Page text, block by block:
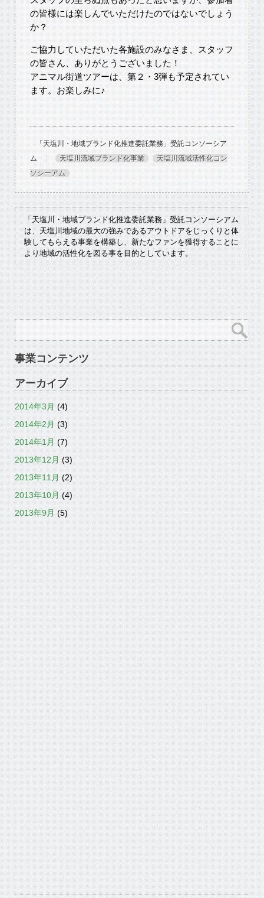
の皆様には楽しんでいただけたのではないでしょう
か？
ご協力していただいた各施設のみなさま、スタッフ
の皆さん、ありがとうございました！
アニマル街道ツアーは、第２・3弾も予定されてい
ます。お楽しみに♪
「天塩川・地域ブランド化推進委託業務」受託コンソーシア
ム 天塩川流域ブランド化事業 天塩川流域活性化コン
ソシーアム
「天塩川・地域ブランド化推進委託業務」受託コンソーシアム
は、天塩川地域の最大の強みであるアウトドアをじっくりと体
験してもらえる事業を構築し、新たなファンを獲得することに
より地域の活性化を図る事を目的としています。
事業コンテンツ
アーカイブ
2014年3月 (4)
2014年2月 (3)
2014年1月 (7)
2013年12月 (3)
2013年11月 (2)
2013年10月 (4)
2013年9月 (5)